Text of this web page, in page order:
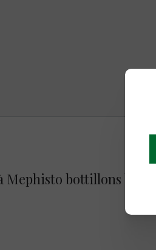
Mephisto bottillons brun